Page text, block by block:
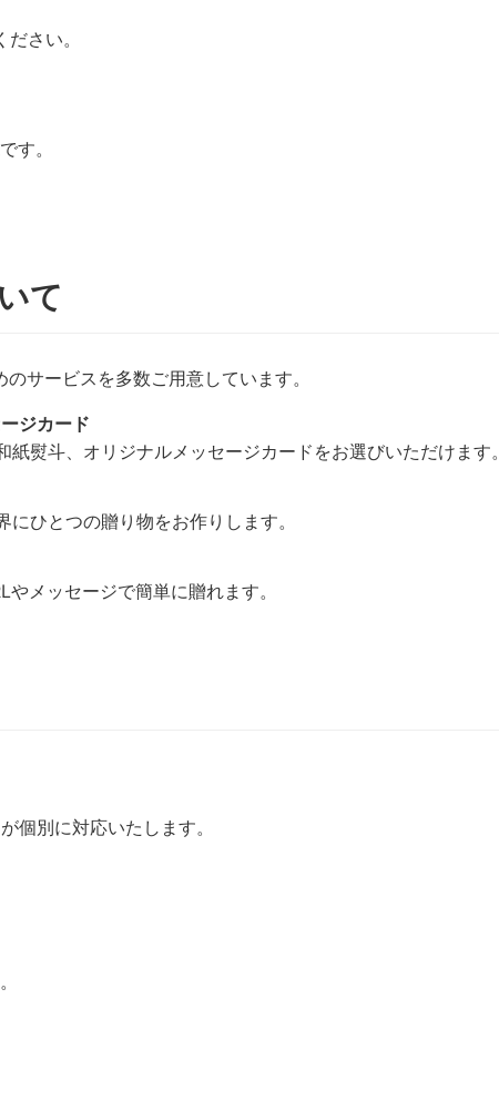
さい。
す。
て
サービスを多数ご用意しています。
ジカード
熨斗、オリジナルメッセージカードをお選びいただけます。
ひとつの贈り物をお作りします。
メッセージで簡単に贈れます。
個別に対応いたします。